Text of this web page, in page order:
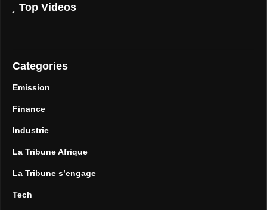
Top Videos
Categories
Emission
Finance
Industrie
La Tribune Afrique
La Tribune s’engage
Tech